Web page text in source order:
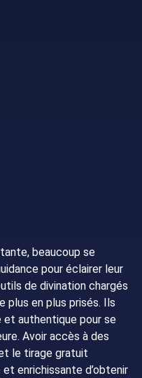
beaucoup se
pour éclairer leur
de divination chargés
plus en plus prisés. Ils
authentique pour se
Avoir accès à des
le tirage gratuit
enrichissante d’obtenir